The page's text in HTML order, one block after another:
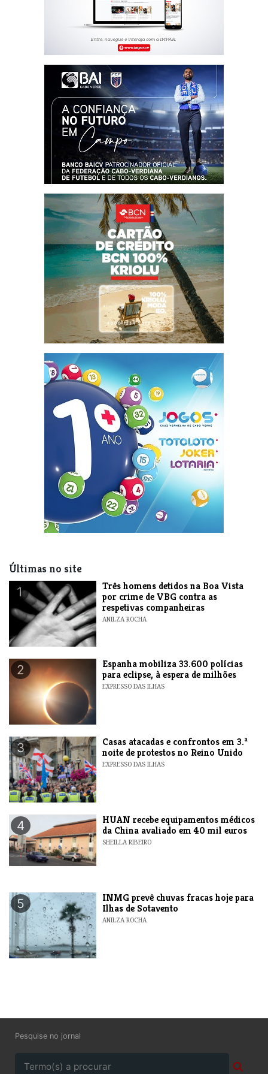
Últimas no site
1
Três homens detidos na Boa Vista
por crime de VBG contra as
respetivas companheiras
ANILZA ROCHA
2
Espanha mobiliza 33.600 polícias
para eclipse, à espera de milhões
EXPRESSO DAS ILHAS
3
Casas atacadas e confrontos em 3.ª
noite de protestos no Reino Unido
EXPRESSO DAS ILHAS
4
HUAN recebe equipamentos médicos
da China avaliado em 40 mil euros
SHEILLA RIBEIRO
5
INMG prevê chuvas fracas hoje para
Ilhas de Sotavento
ANILZA ROCHA
Pesquise no jornal